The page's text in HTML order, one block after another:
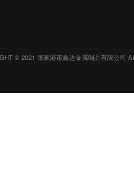
© 2021 张家港市鑫达金属制品有限公司